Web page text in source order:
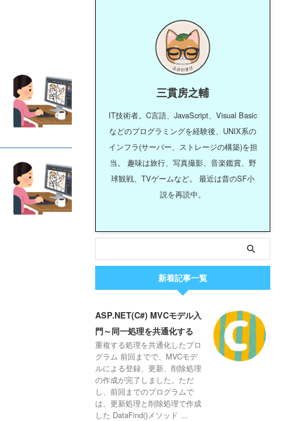
三貫房之輔
IT技術者。C言語、JavaScript、Visual Basic
などのプログラミングを経験後、UNIX系の
インフラ(サーバー、ストレージの構築)を担
当。 趣味は旅行、写真撮影、音楽鑑賞、野
球観戦、TVゲームなど。 最近は昔のSF小
説を再読中。
新着記事一覧
ASP.NET(C#) MVCモデル入
門～同一処理を共通化する
重複する処理を共通化したプロ
グラム 前回までで、MVCモデ
ルによる登録、更新、削除処理
の作成が完了しました。ただ
し、前回までのプログラムで
は、更新処理と削除処理で作成
した DataFind()メソッド ...